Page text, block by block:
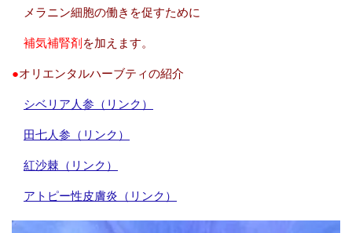
メラニン細胞の働きを促すために
補気補腎剤を加えます。
●オリエンタルハーブティの紹介
シベリア人参（リンク）
田七人参（リンク）
紅沙棘（リンク）
アトピー性皮膚炎（リンク）